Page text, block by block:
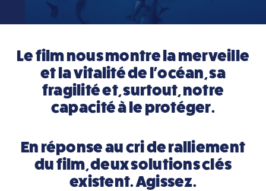
Le film nous montre la merveille
et la vitalité de l’océan, sa
fragilité et, surtout, notre
capacité à le protéger.
En réponse au cri de ralliement
du film, deuxsolutions clés
existent.Agissez.